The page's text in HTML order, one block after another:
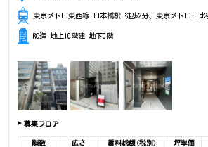
東京メトロ東西線 日本橋駅 徒歩2分、東京メトロ日
RC造 地上10階建 地下0階
募集フロア
階数 広さ 賃料総額(税別) 坪単価